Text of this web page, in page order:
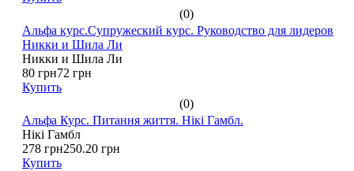
(0)
Альфа курс.Супружеский курс. Руководство для лидеров
Никки и Шила Ли
Никки и Шила Ли
80 грн72 грн
Купить
(0)
Альфа Курс. Питання життя. Нікі Гамбл.
Нікі Гамбл
278 грн250.20 грн
Купить